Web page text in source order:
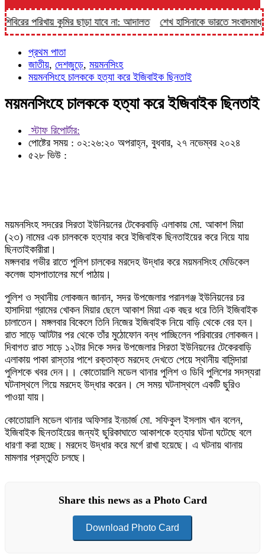
পরিখায় কুমির ছাড়া যাবে না: আদালত শেখ হাসিনাকে ভারতে
প্রথম পাতা
জাতীয়, দেশজুড়ে, ময়মনসিংহ
ময়মনসিংহে চালককে হত্যা করে ইজিবাইক ছিনতাই
ময়মনসিংহে চালককে হত্যা করে ইজিবাইক ছিনতাই
স্টাফ রিপোর্টার:
পোষ্টের সময় : ০২:২৬:২০ অপরাহ্ন, বুধবার, ২৭ নভেম্বর ২০২৪
৫২৮ ভিউ :
ময়মনসিংহ সদরের সিরতা ইউনিয়নের টেকেরবাড়ি এলাকায় মো. আকাশ মিয়া
(২৩) নামের এক চালককে হত্যার করে ইজিবাইক ছিনতাইয়ের করে নিয়ে যায়
ছিনতাইকারীরা।
মঙ্গলবার গভীর রাতে পুলিশ চালকের মরদেহ উদ্ধার করে ময়মনসিংহ মেডিকেল
কলেজ হাসপাতালের মর্গে পাঠায়।
পুলিশ ও স্থানীয় লোকজন জানান, সদর উপজেলার পরানগঞ্জ ইউনিয়নের চর
হাসাদিয়া গ্রামের খোকন মিয়ার ছেলে আকাশ মিয়া এক বছর ধরে তিনি ইজিবাইক
চালাতেন। মঙ্গলবার বিকেলে তিনি নিজের ইজিবাইক নিয়ে বাড়ি থেকে বের হন।
রাত সাড়ে আটটার পর থেকে তাঁর মুঠোফোন বন্ধ পাচ্ছিলেন পরিবারের লোকজন।
দিবাগত রাত সাড়ে ১২টার দিকে সদর উপজেলার সিরতা ইউনিয়নের টেকেরবাড়ি
এলাকায় পাকা রাস্তার পাশে রক্তাক্ত মরদেহ দেখতে পেয়ে স্থানীয় বাসিন্দারা
পুলিশকে খবর দেন।। কোতোয়ালি মডেল থানার পুলিশ ও ডিবি পুলিশের সদস্যরা
ঘটনাস্থলে গিয়ে মরদেহ উদ্ধার করেন। সে সময় ঘটনাস্থলে একটি ছুরিও
পাওয়া যায়।
কোতোয়ালি মডেল থানার অফিসার ইনচার্জ মো. সফিকুল ইসলাম খান বলেন,
ইজিবাইক ছিনতাইয়ের জন্যই ছুরিকাঘাতে আকাশকে হত্যার ঘটনা ঘটেছে বলে
ধারণা করা হচ্ছে। মরদেহ উদ্ধার করে মর্গে রাখা হয়েছে। এ ঘটনায় থানায়
মামলার প্রস্তুতি চলছে।
Share this news as a Photo Card
Download Photo Card